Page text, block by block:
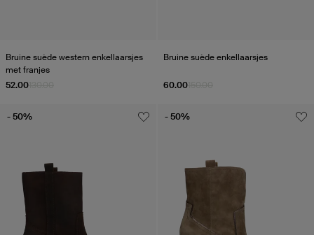
Bruine suède western enkellaarsjes
met franjes
52.00
Bruine suède enkellaarsjes
60.00
- 50% - 50%